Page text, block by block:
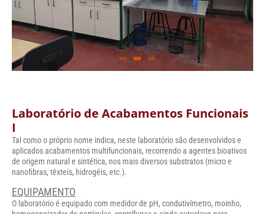
Laboratório de Acabamentos Funcionais
I
Tal como o próprio nome indica, neste laboratório são desenvolvidos e
aplicados acabamentos multifuncionais, recorrendo a agentes bioativos
de origem natural e sintética, nos mais diversos substratos (micro e
nanofibras, têxteis, hidrogéis, etc.).
EQUIPAMENTO
O laboratório é equipado com medidor de pH, condutivímetro, moinho,